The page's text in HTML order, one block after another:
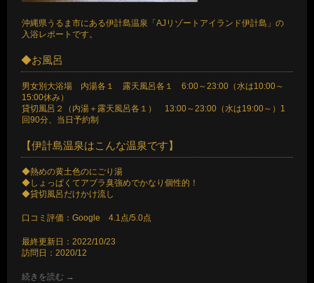
沖縄県うるま市にある伊計島温泉「AJリゾートアイランド伊計島」の
入浴レポートです。
◆お風呂
男女別大浴場 内湯各１ 露天風呂各１ 6:00～23:00（水は10:00～
15:00休み）
貸切風呂２（内湯＋露天風呂各１） 13:00～23:00（水は19:00～）1
回90分、当日予約制
【伊計島温泉はこんな温泉です】
◆熱めの黄土色のにごり湯
◆しょっぱくてアブラ臭強めでかなり個性的！
◆貸切風呂だけかけ流し
口コミ評価：Google 4.1点/5.0点
最終更新日：2022/10/23
訪問日：2020/12
続きを読む →